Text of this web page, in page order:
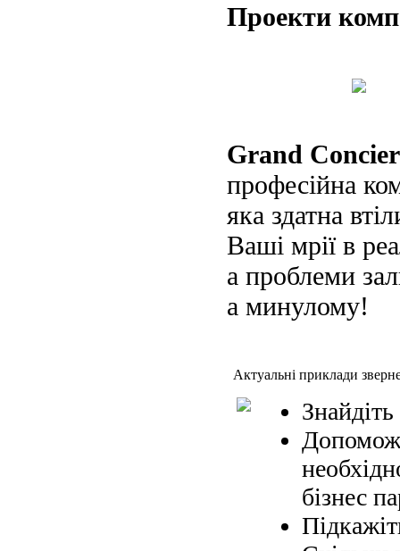
Проекти
Grand
професійна
яка здатна
Ваші мрії в
а проблеми
а минулому!
Актуальні приклади
бізнес